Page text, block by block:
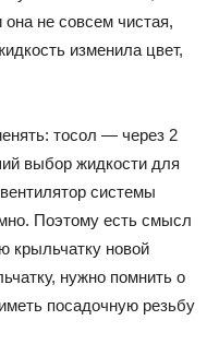
не совсем чистая,
изменила цвет,
тосол — через 2
выбор жидкости для
системы
Поэтому есть смысл
крыльчатку новой
нужно помнить о
посадочную резьбу